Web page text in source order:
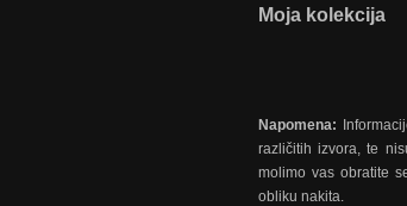
Moja kolekcija
Napomena:
različitih izvora, te
molimo vas obratite
obliku nakita.